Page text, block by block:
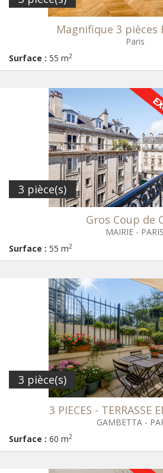
Magnifique 3 pièces
Paris
Surface : 55 m2
3 pièce(s)
Gros Coup de
MAIRIE - PARIS
Surface : 55 m2
3 pièce(s)
3 PIECES - TERRASSE
GAMBETTA -
Surface : 60 m2